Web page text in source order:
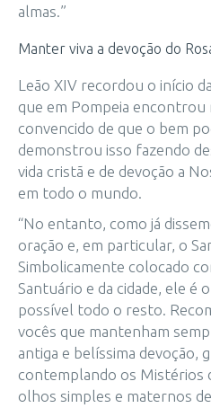
almas.”
Manter viva a devoção do
Leão XIV recordou o início
que em Pompeia encontrou
convencido de que o bem
demonstrou isso fazendo
vida cristã e de devoção a
em todo o mundo.
“No entanto, como já
oração e, em particular, o
Simbolicamente colocado
Santuário e da cidade, ele
possível todo o resto.
vocês que mantenham
antiga e belíssima devoção,
contemplando os Mistérios
olhos simples e maternos